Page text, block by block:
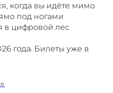
когда вы идёте мимо
под ногами
в цифровой лес
года. Билеты уже в